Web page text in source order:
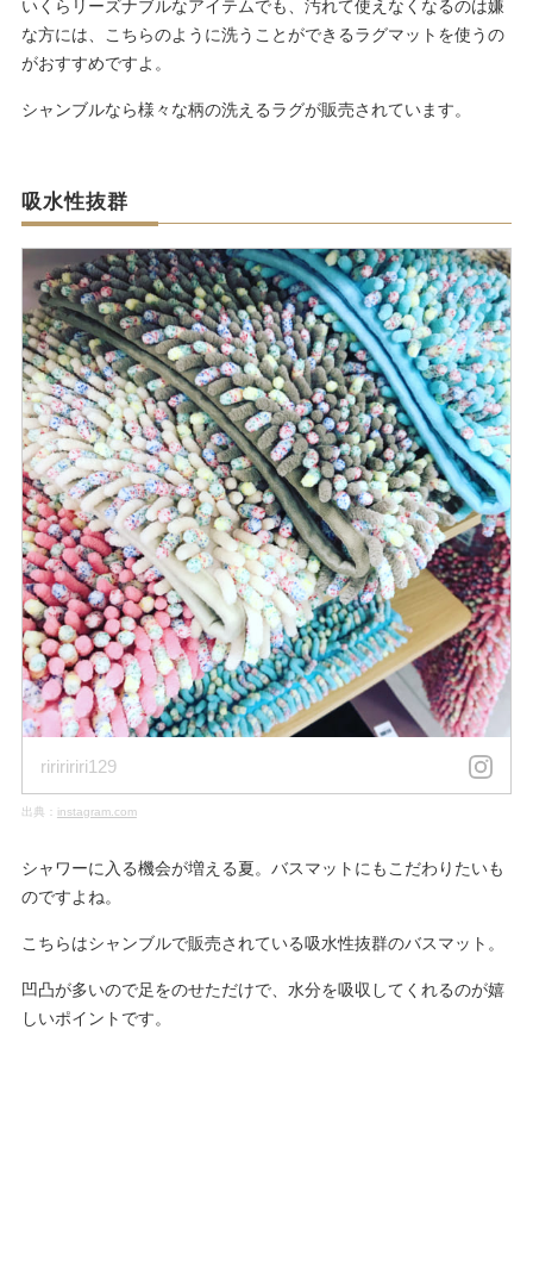
いくらリーズナブルなアイテムでも、汚れて使えなくなるのは嫌
な方には、こちらのように洗うことができるラグマットを使うの
がおすすめですよ。
シャンブルなら様々な柄の洗えるラグが販売されています。
吸水性抜群
ririririri129
出典： instagram.com
シャワーに入る機会が増える夏。バスマットにもこだわりたいも
のですよね。
こちらはシャンブルで販売されている吸水性抜群のバスマット。
凹凸が多いので足をのせただけで、水分を吸収してくれるのが嬉
しいポイントです。